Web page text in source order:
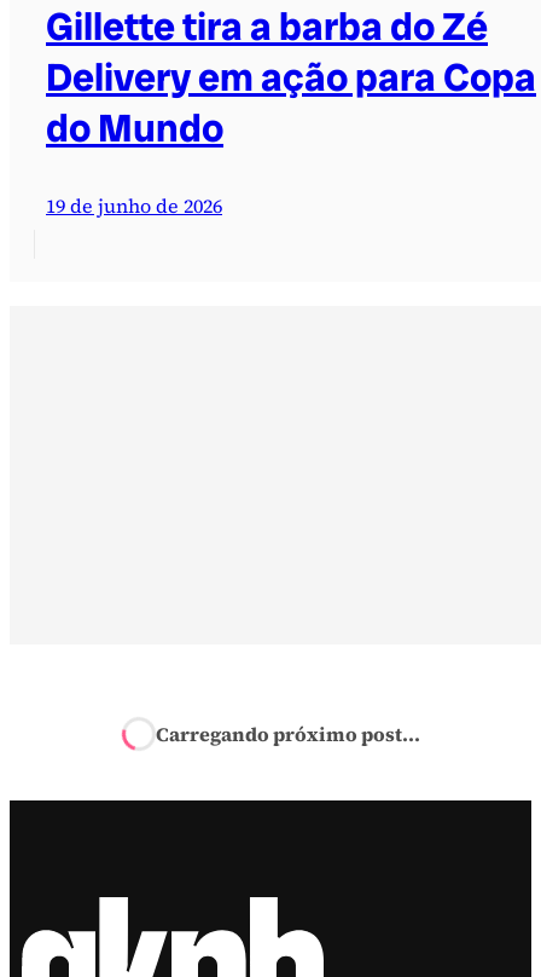
Gillette tira a barba do Zé
Delivery em ação para Copa
do Mundo
19 de junho de 2026
1 ano de delivery grátis
iFood: Campanha
pessoas com R$ 1.500 por 12 meses para pedidos no
aplicativo de delivery